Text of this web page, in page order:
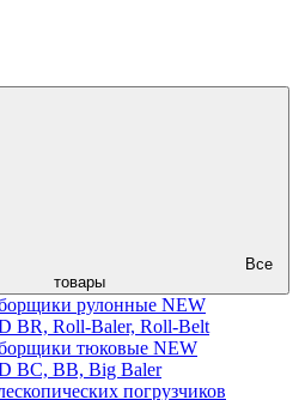
Все
товары
рулонные NEW
BR, Roll-Baler, Roll-Belt
тюковые NEW
BC, BB, Big Baler
погрузчиков